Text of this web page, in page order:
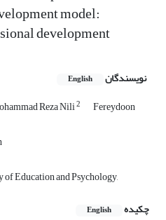
model:
development
نویسندگان English
Reza Nili2 Fereydoon
Education and Psychology,
چکیده
English